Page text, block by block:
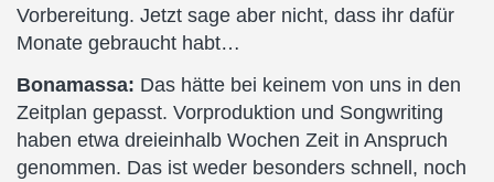
Vorbereitung. Jetzt sage aber nicht, dass ihr dafür
Monate gebraucht habt…
Bonamassa: Das hätte bei keinem von uns in den
Zeitplan gepasst. Vorproduktion und Songwriting
haben etwa dreieinhalb Wochen Zeit in Anspruch
genommen. Das ist weder besonders schnell, noch